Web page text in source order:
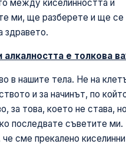
между киселинността и
ми, ще разберете и ще се
здравето.
е толкова
в нашите тела. Не на
и за начинът, по
за това, което не става,
последвате съветите ми.
сме прекалено